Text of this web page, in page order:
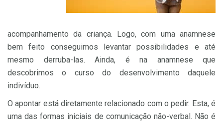
acompanhamento da criança. Logo, com uma anamnese
bem feito conseguimos levantar possibilidades e até
mesmo derruba-las. Ainda, é na anamnese que
descobrimos o curso do desenvolvimento daquele
indivíduo.
O apontar está diretamente relacionado com o pedir. Esta, é
uma das formas iniciais de comunicação não-verbal. Não é